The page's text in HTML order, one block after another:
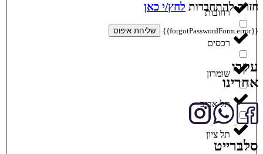
רחובות
רכסים
שומרון
תל אביב
תל ציון
חזרה להתחברות לחץ/י כאן
{{forgotPasswordForm.error}} שליחת איפוס
עקבו
אחרינו
סלברייט